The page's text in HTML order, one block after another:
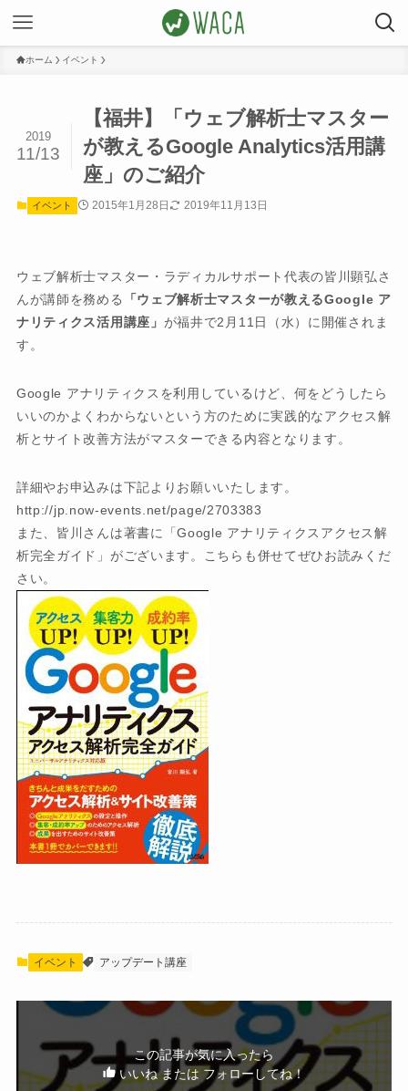
ホーム イベント
【福井】「ウェブ解析士マスター
が教えるGoogle Analytics活用講
座」のご紹介
2019
11/13
イベント 2015年1月28日 2019年11月13日
ウェブ解析士マスター・ラディカルサポート代表の皆川顕弘さ
んが講師を務める
「ウェブ解析士マスターが教えるGoogle ア
ナリティクス活用講座」 が福井で2月11日（水）に開催されま
す。
Google アナリティクスを利用しているけど、何をどうしたら
いいのかよくわからないという方のために実践的なアクセス解
析とサイト改善方法がマスターできる内容となります。
詳細やお申込みは下記よりお願いいたします。
http://jp.now-events.net/page/2703383
また、皆川さんは著書に「Google アナリティクスアクセス解
析完全ガイド」がございます。こちらも併せてぜひお読みくだ
さい。
イベント アップデート講座
この記事が気に入ったら
いいね または フォローしてね！